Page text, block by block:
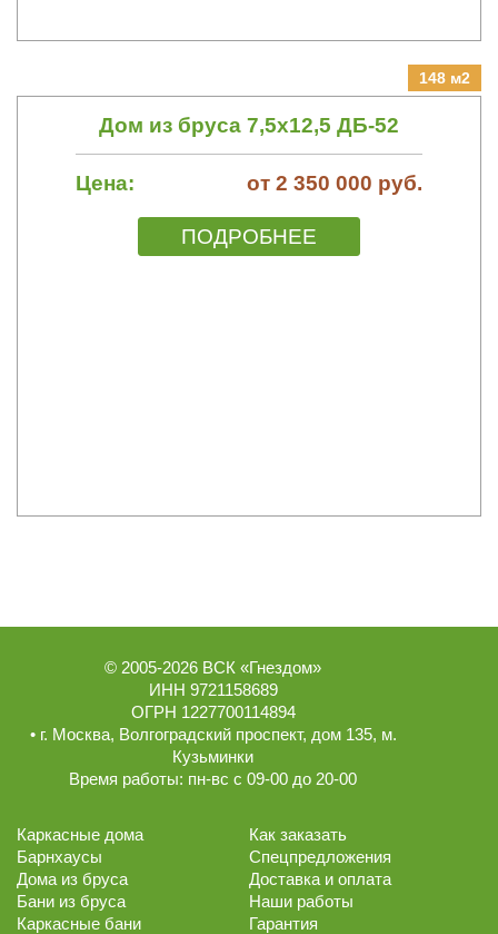
148 м2
Дом из бруса 7,5х12,5 ДБ-52
Цена: от 2 350 000 руб.
ПОДРОБНЕЕ
© 2005-2026 ВСК «Гнездом»
ИНН 9721158689
ОГРН 1227700114894
• г. Москва, Волгоградский проспект, дом 135, м.
Кузьминки
Время работы: пн-вс с 09-00 до 20-00
Каркасные дома
Барнхаусы
Дома из бруса
Бани из бруса
Каркасные бани
Как заказать
Спецпредложения
Доставка и оплата
Наши работы
Гарантия